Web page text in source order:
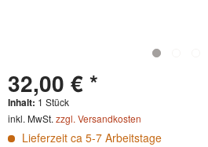
32,00 € *
Inhalt: 1 Stück
inkl. MwSt. zzgl. Versandkosten
Lieferzeit ca 5-7 Arbeitstage